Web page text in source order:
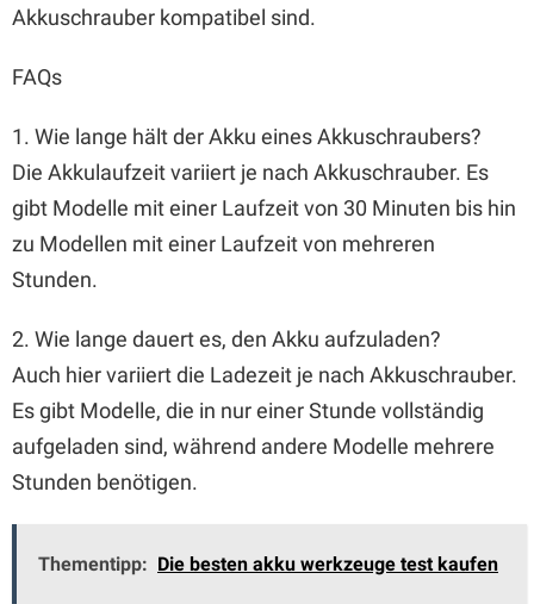
Akkuschrauber kompatibel sind.
FAQs
1. Wie lange hält der Akku eines Akkuschraubers?
Die Akkulaufzeit variiert je nach Akkuschrauber. Es
gibt Modelle mit einer Laufzeit von 30 Minuten bis hin
zu Modellen mit einer Laufzeit von mehreren
Stunden.
2. Wie lange dauert es, den Akku aufzuladen?
Auch hier variiert die Ladezeit je nach Akkuschrauber.
Es gibt Modelle, die in nur einer Stunde vollständig
aufgeladen sind, während andere Modelle mehrere
Stunden benötigen.
Thementipp: Die besten akku werkzeuge test kaufen